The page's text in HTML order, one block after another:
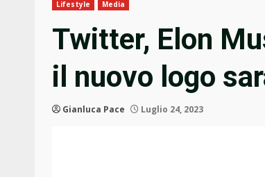
Lifestyle Media
Twitter, Elon
il nuovo logo
Gianluca Pace Luglio 24, 2023